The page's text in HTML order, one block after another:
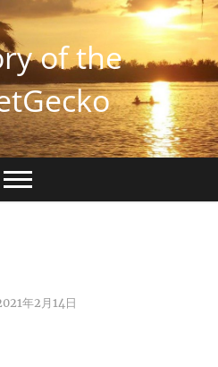
of the
年2月14日